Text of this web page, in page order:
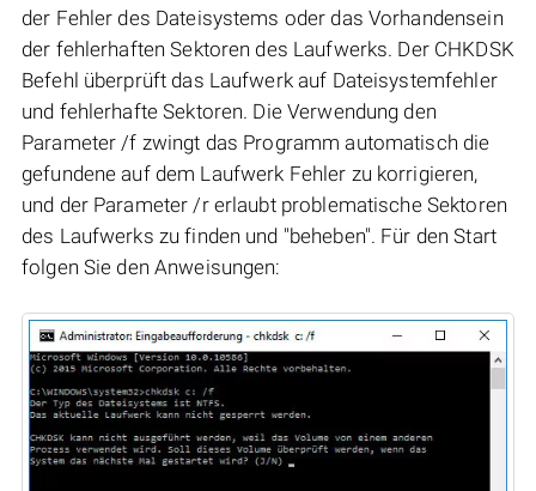
der Fehler des Dateisystems oder das Vorhandensein
der fehlerhaften Sektoren des Laufwerks. Der CHKDSK
Befehl überprüft das Laufwerk auf Dateisystemfehler
und fehlerhafte Sektoren. Die Verwendung den
Parameter /f zwingt das Programm automatisch die
gefundene auf dem Laufwerk Fehler zu korrigieren,
und der Parameter /r erlaubt problematische Sektoren
des Laufwerks zu finden und "beheben". Für den Start
folgen Sie den Anweisungen: